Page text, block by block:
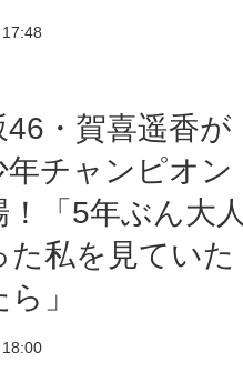
46・賀喜遥香が
年チャンピオン
！「5年ぶん大人
た私を見ていた
」